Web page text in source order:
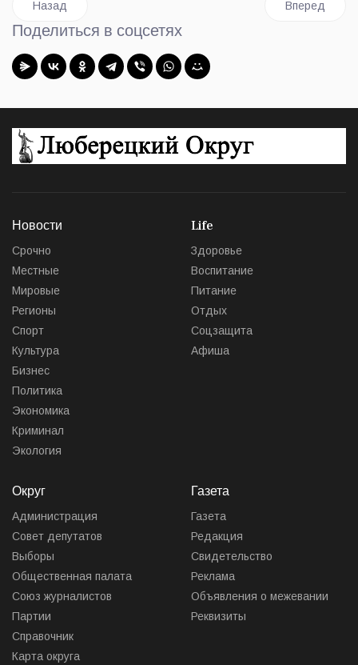
Предыдущий: Субботник по уборке снега пройдет в
Назад Следующий:
Вперед
Поделиться в соцсетях
Новости
Срочно
Местные
Мировые
Регионы
Спорт
Культура
Бизнес
Политика
Экономика
Криминал
Экология
Life
Здоровье
Воспитание
Питание
Отдых
Соцзащита
Афиша
Округ
Администрация
Совет депутатов
Выборы
Общественная палата
Союз журналистов
Партии
Справочник
Карта округа
Газета
Газета
Редакция
Свидетельство
Реклама
Объявления о межевании
Реквизиты